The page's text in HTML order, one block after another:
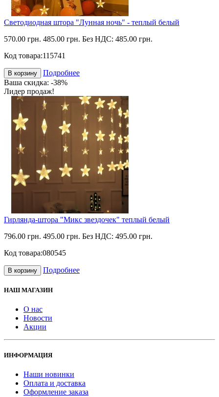
Светодиодная штора "Лунная ночь" - теплый белый
570.00 грн. 485.00 грн. Без НДС: 485.00 грн.
Код товара:115741
В корзину
Подробнее
Ваша скидка: -38%
Лидер продаж!
Гирлянда-штора "Микс звездочек" теплый белый
796.00 грн. 495.00 грн. Без НДС: 495.00 грн.
Код товара:080545
В корзину Подробнее
НАШ МАГАЗИН
О нас
Новости
Акции
ИНФОРМАЦИЯ
Наши новинки
Оплата и доставка
Оформление заказа